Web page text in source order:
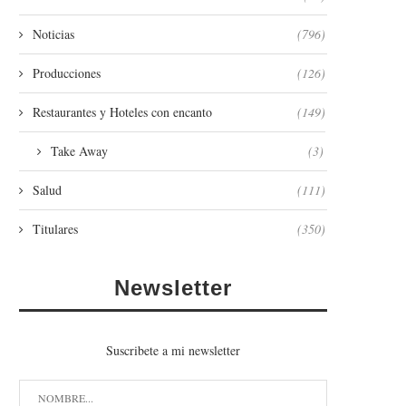
Noticias (796)
Producciones (126)
Restaurantes y Hoteles con encanto (149)
Take Away (3)
Salud (111)
Titulares (350)
Newsletter
Suscribete a mi newsletter